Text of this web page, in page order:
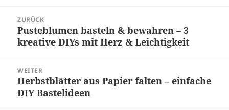
ZURÜCK
Vorheriger
Beitrag:
Pusteblumen basteln & bewahren – 3
kreative DIYs mit Herz & Leichtigkeit
WEITER
Nächster
Beitrag:
Herbstblätter aus Papier falten – einfache
DIY Bastelideen